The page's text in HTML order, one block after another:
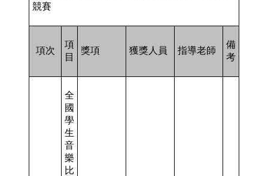
競賽
項次
項
目
獎項 獲獎人員 指導老師
備
考
全
國
學
生
音
樂
比